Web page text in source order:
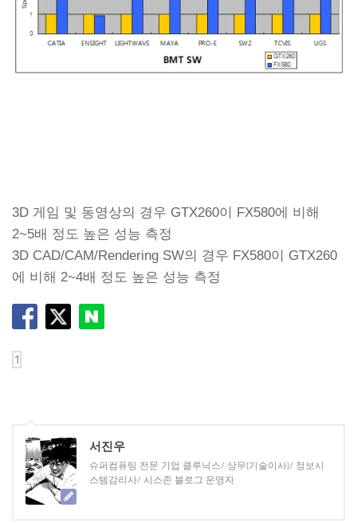
3D 게임 및 동영상의 경우 GTX260이 FX580에 비해
2~5배 정도 높은 성능 측정
3D CAD/CAM/Rendering SW의 경우 FX580이 GTX260
에 비해 2~4배 정도 높은 성능 측정
서진우
슈퍼컴퓨팅 전문 기업 클루닉스/ 상무(기술이사)/ 정보시
스템감리사/ 시스존 블로그 운영자